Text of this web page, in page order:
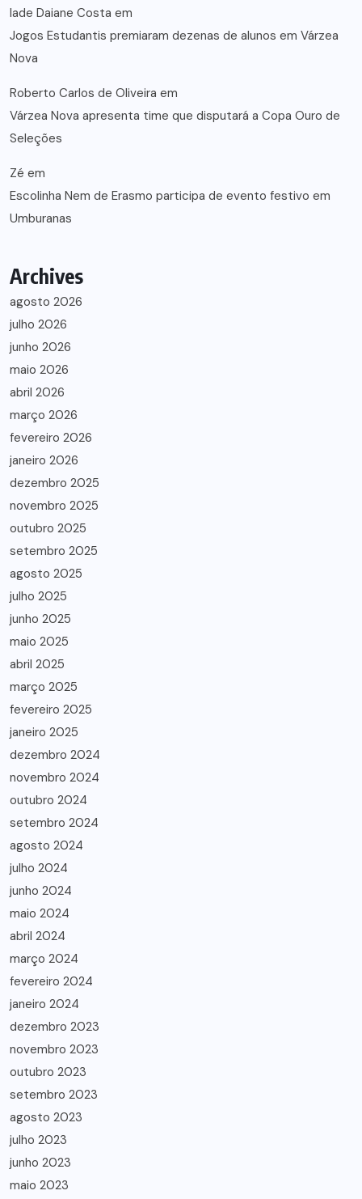
lade Daiane Costa em
Jogos Estudantis premiaram dezenas de alunos em Várzea
Nova
Roberto Carlos de Oliveira em
Várzea Nova apresenta time que disputará a Copa Ouro de
Seleções
Zé em
Escolinha Nem de Erasmo participa de evento festivo em
Umburanas
Archives
agosto 2026
julho 2026
junho 2026
maio 2026
abril 2026
março 2026
fevereiro 2026
janeiro 2026
dezembro 2025
novembro 2025
outubro 2025
setembro 2025
agosto 2025
julho 2025
junho 2025
maio 2025
abril 2025
março 2025
fevereiro 2025
janeiro 2025
dezembro 2024
novembro 2024
outubro 2024
setembro 2024
agosto 2024
julho 2024
junho 2024
maio 2024
abril 2024
março 2024
fevereiro 2024
janeiro 2024
dezembro 2023
novembro 2023
outubro 2023
setembro 2023
agosto 2023
julho 2023
junho 2023
maio 2023